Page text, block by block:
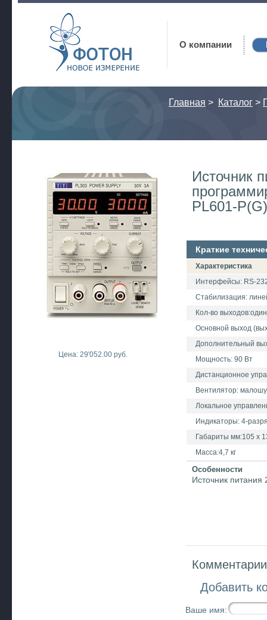
Фотон
О компании
Главная > Каталог >
Цена: 29'052.00 руб.
Источник
PL601-P(G)
Краткие
Характеристика
Интерфейсы: RS-
Стабилизация:
Кол-во выходов:один
Основной выход
Дополнительный
Мощность: 90 Вт
Дистанционное
Вентилятор:
Локальное
Индикаторы: 4-
Габариты мм:105 х
Масса:4,7 кг
Особенности
Источник
Добавить
Ваше имя: